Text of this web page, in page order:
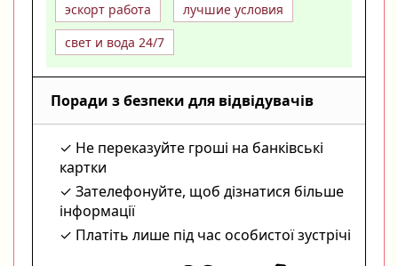
эскорт работа
лучшие условия
свет и вода 24/7
Поради з безпеки для відвідувачів
Не переказуйте гроші на банківські
картки
Зателефонуйте, щоб дізнатися більше
інформації
Платіть лише під час особистої зустрічі